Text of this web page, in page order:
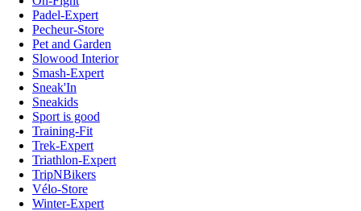
Padel-Expert
Pecheur-Store
Pet and Garden
Slowood Interior
Smash-Expert
Sneak'In
Sneakids
Sport is good
Training-Fit
Trek-Expert
Triathlon-Expert
TripNBikers
Vélo-Store
Winter-Expert